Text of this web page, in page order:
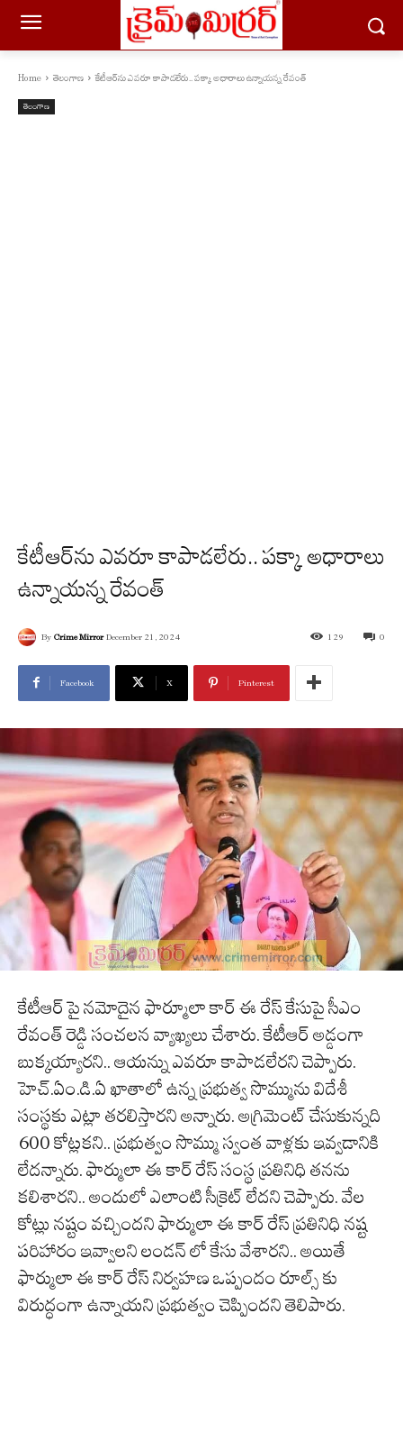
Home తెలంగాణ కేటీఆర్‌ను ఎవరూ కాపాడలేరు.. పక్కా అధారాలు ఉన్నాయన్న రేవంత్
తెలంగాణ
కేటీఆర్‌ను ఎవరూ కాపాడలేరు.. పక్కా అధారాలు
ఉన్నాయన్న రేవంత్
By Crime Mirror December 21, 2024 0
129
Facebook X Pinterest
కేటీఆర్ పై నమోదైన ఫార్మూలా కార్ ఈ రేస్ కేసుపై సీఎం
రేవంత్ రెడ్డి సంచలన వ్యాఖ్యలు చేశారు. కేటీఆర్ అడ్డంగా
బుక్కయ్యారని.. ఆయన్ను ఎవరూ కాపాడలేరని చెప్పారు.
హెచ్.ఏం.డి.ఏ ఖాతాలో ఉన్న ప్రభుత్వ సొమ్మును విదేశీ
సంస్థకు ఎట్లా తరలిస్తారని అన్నారు. అగ్రిమెంట్ చేసుకున్నది
600 కోట్లకని.. ప్రభుత్వం సొమ్ము స్వంత వాళ్లకు ఇవ్వడానికి
లేదన్నారు. ఫార్ములా ఈ కార్ రేస్ సంస్థ ప్రతినిధి తనను
కలిశారని.. అందులో ఎలాంటి సీక్రెట్ లేదని చెప్పారు. వేల
కోట్లు నష్టం వచ్చిందని ఫార్ములా ఈ కార్ రేస్ ప్రతినిధి నష్ట
పరిహారం ఇవ్వాలని లండన్ లో కేసు వేశారని.. అయితే
ఫార్ములా ఈ కార్ రేస్ నిర్వహణ ఒప్పందం రూల్స్ కు
విరుద్ధంగా ఉన్నాయని ప్రభుత్వం చెప్పిందని తెలిపారు.